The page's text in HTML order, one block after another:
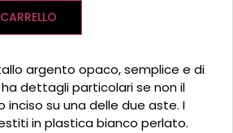
argento opaco, semplice e di
dettagli particolari se non il
inciso su una delle due aste. I
in plastica bianco perlato.